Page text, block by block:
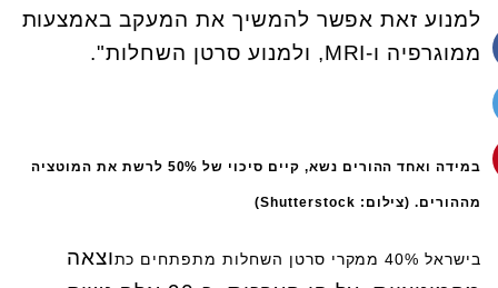
למנוע זאת אפשר להמשיך את המעקב באמצעות
ממוגרפיה ו-MRI, ולמנוע סרטן השחלות".
במידה ואחד ההורים נשא, קיים סיכוי של 50% לרשת את המוטציה
מההורים. (צילום: Shutterstock)
בישראל 40% ממקרי סרטן השחלות מתפתחים כת
וצאה